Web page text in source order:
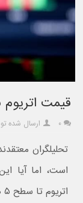
قیمت اتریوم ۵ هزار دلار می‌شود؟
۰ ارسال شده
تحلیلگران
است، اما آیا
اتریوم تا سطح ۵ هزار دلار شود؟